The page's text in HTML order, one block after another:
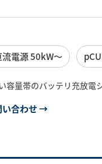
流電源 50kW～
量帯のバッテリ充放電
い合わせ →